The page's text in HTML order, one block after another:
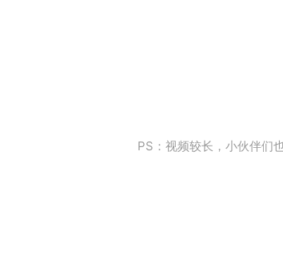
PS：视频较长，小伙伴们